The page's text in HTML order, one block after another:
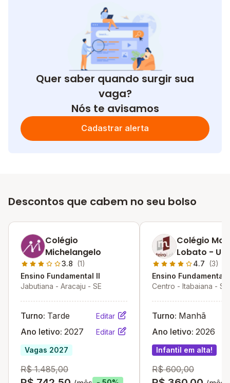
Quer saber quando surgir sua
vaga?
Nós te avisamos
Cadastrar alerta
Descontos que cabem no seu bolso
Colégio
Michelangelo
3.8 (1)
Ensino Fundamental II
Jabutiana - Aracaju - SE
Turno: Tarde Editar
Ano letivo: 2027 Editar
Vagas 2027
R$ 1.485,00
Colégio
Lobato -
Centro
4.7 (3)
Ensino Fundamental
Centro - Itabaiana - SE
Turno: Manhã
Ano letivo: 2026
Infantil em alta!
R$ 600,00